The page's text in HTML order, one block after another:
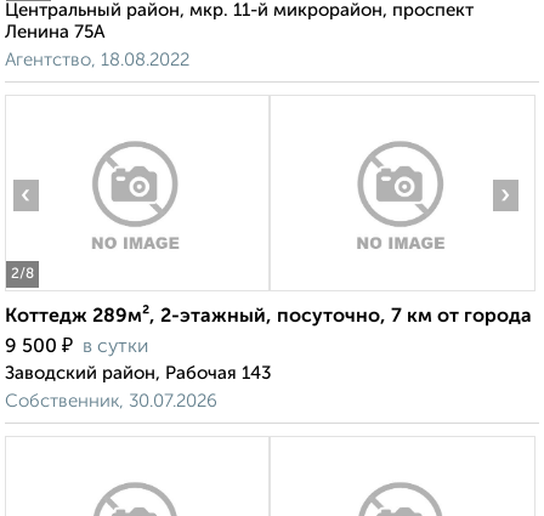
Центральный район, мкр. 11-й микрорайон, проспект
Ленина 75А
Агентство, 18.08.2022
2/8
‹ ›
Коттедж 289м², 2-этажный, посуточно, 7 км от города
9 500 ₽ в сутки
Заводский район, Рабочая 143
Собственник, 30.07.2026